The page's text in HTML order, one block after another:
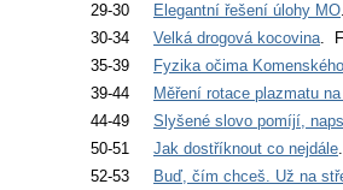
29-30
Elegantní řešení úlohy MO
30-34
Velká drogová kocovina.
35-39
Fyzika očima Komenského
39-44
Měření rotace plazmatu
44-49
Slyšené slovo pomíjí,
50-51
Jak dostříknout co nejdále
52-53
Buď, čím chceš. Už na